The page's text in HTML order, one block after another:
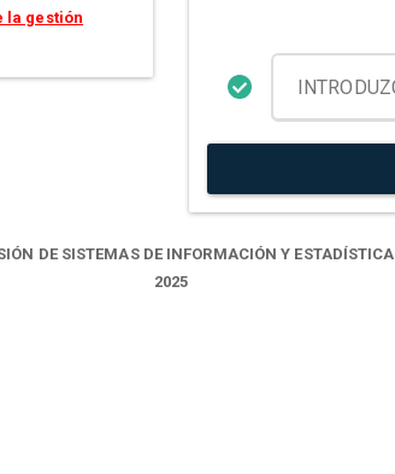
la gestión
DE SISTEMAS DE INFORMACIÓN Y ESTADÍSTICA
2025